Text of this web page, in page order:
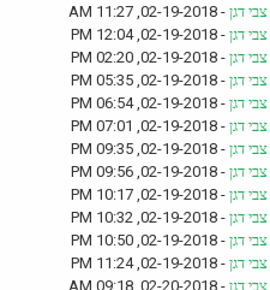
צבי דגן - 02-19-2018, 11:27 AM
צבי דגן - 02-19-2018, 12:04 PM
צבי דגן - 02-19-2018, 02:20 PM
צבי דגן - 02-19-2018, 05:35 PM
צבי דגן - 02-19-2018, 06:54 PM
צבי דגן - 02-19-2018, 07:01 PM
צבי דגן - 02-19-2018, 09:35 PM
צבי דגן - 02-19-2018, 09:56 PM
צבי דגן - 02-19-2018, 10:17 PM
צבי דגן - 02-19-2018, 10:32 PM
צבי דגן - 02-19-2018, 10:50 PM
צבי דגן - 02-19-2018, 11:24 PM
צבי דגן - 02-20-2018, 09:18 AM